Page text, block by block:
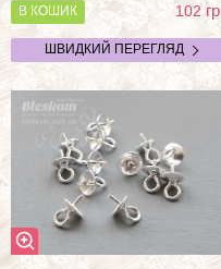
В КОШИК 102
ШВИДКИЙ ПЕРЕГЛЯД